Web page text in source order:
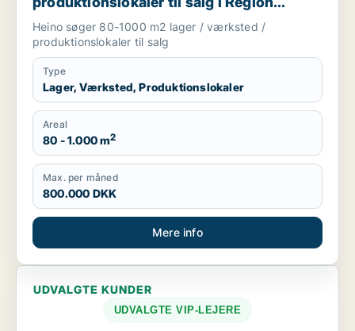
Sjælland
Heino søger 80-1000 m2 lager / værksted /
produktionslokaler til salg
Type
Lager, Værksted, Produktionslokaler
Areal
80 - 1.000 m2
Max. per måned
800.000 DKK
Mere info
UDVALGTE KUNDER
UDVALGTE VIP-LEJERE